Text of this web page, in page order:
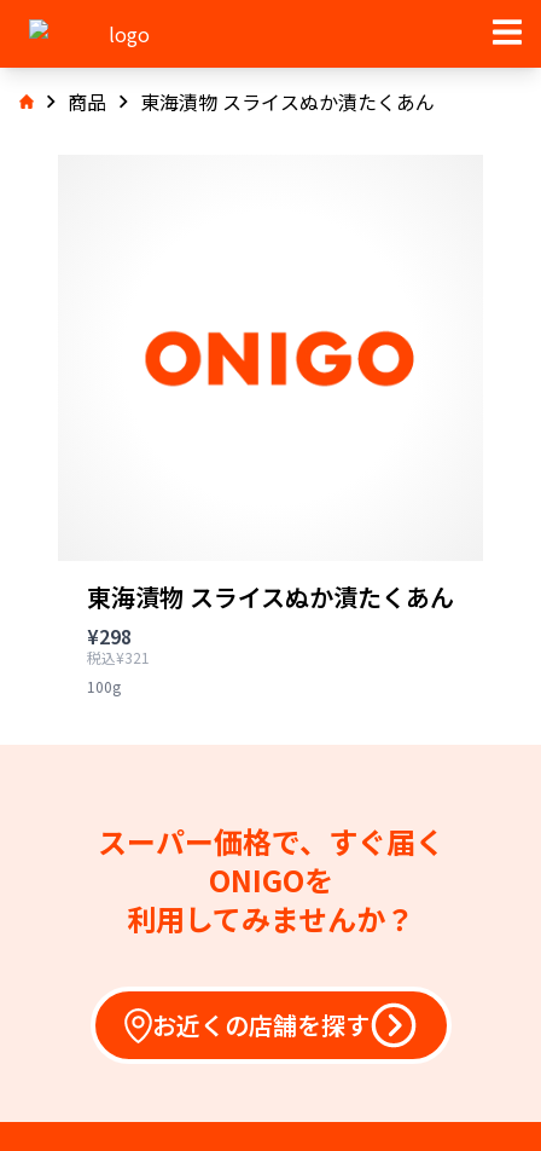
商品 東海漬物 スライスぬか漬たくあん
東海漬物 スライスぬか漬たくあん
¥298
税込¥321
100g
スーパー価格で、すぐ届く
ONIGOを
利用してみませんか？
お近くの店舗を探す